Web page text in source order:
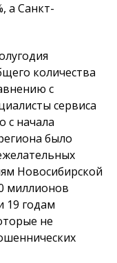
а Санкт-
количества
с
сервиса
с начала
было
Новосибирской
миллионов
19 годам
не